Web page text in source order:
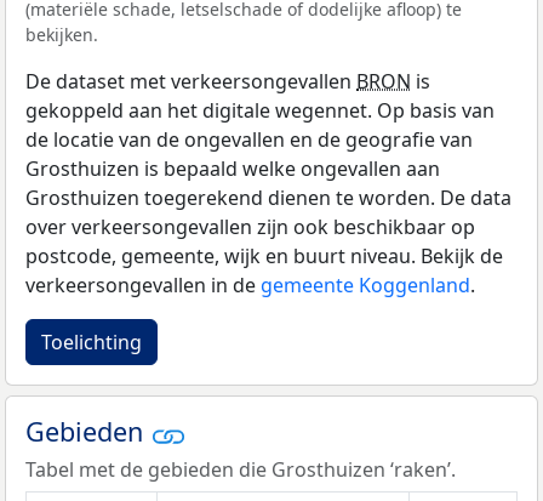
(materiële schade, letselschade of dodelijke afloop) te
bekijken.
De dataset met verkeersongevallen BRON is
gekoppeld aan het digitale wegennet. Op basis van
de locatie van de ongevallen en de geografie van
Grosthuizen is bepaald welke ongevallen aan
Grosthuizen toegerekend dienen te worden. De data
over verkeersongevallen zijn ook beschikbaar op
postcode, gemeente, wijk en buurt niveau. Bekijk de
verkeersongevallen in de gemeente Koggenland.
Toelichting
Gebieden
Tabel met de gebieden die Grosthuizen ‘raken’.